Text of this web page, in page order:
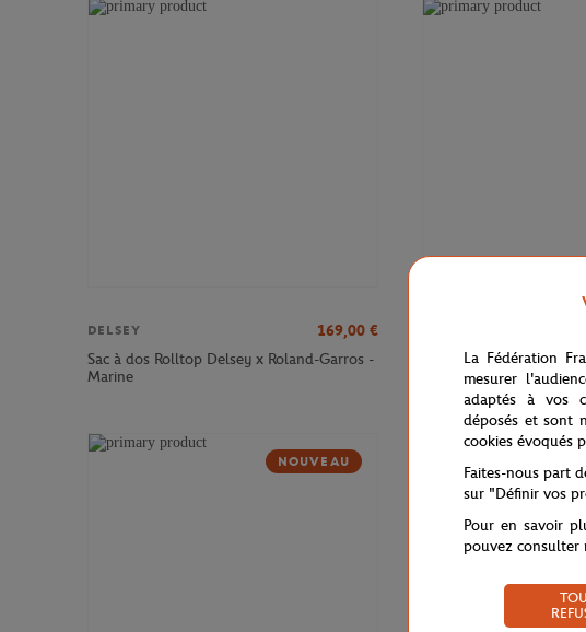
DELSEY 169,00 €
Sac à dos Rolltop Delsey x Roland-Garros -
Marine
Sac à dos Cadence
Roland-Garros - Marine
NOUVEAU
La Fédération
mesurer
adaptés à vos
déposés et sont
cookies évoqués
Faites-nous part
sur "Définir vos
Pour en savoir
pouvez consulter